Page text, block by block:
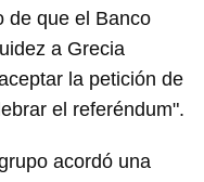
de que el Banco
a Grecia
la petición de
el referéndum".
acordó una